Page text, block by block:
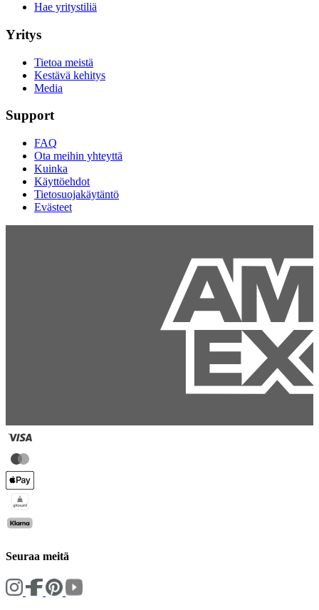
Hae yritystiliä
Yritys
Tietoa meistä
Kestävä kehitys
Media
Support
FAQ
Ota meihin yhteyttä
Kuinka
Käyttöehdot
Tietosuojakäytäntö
Evästeet
Seuraa meitä